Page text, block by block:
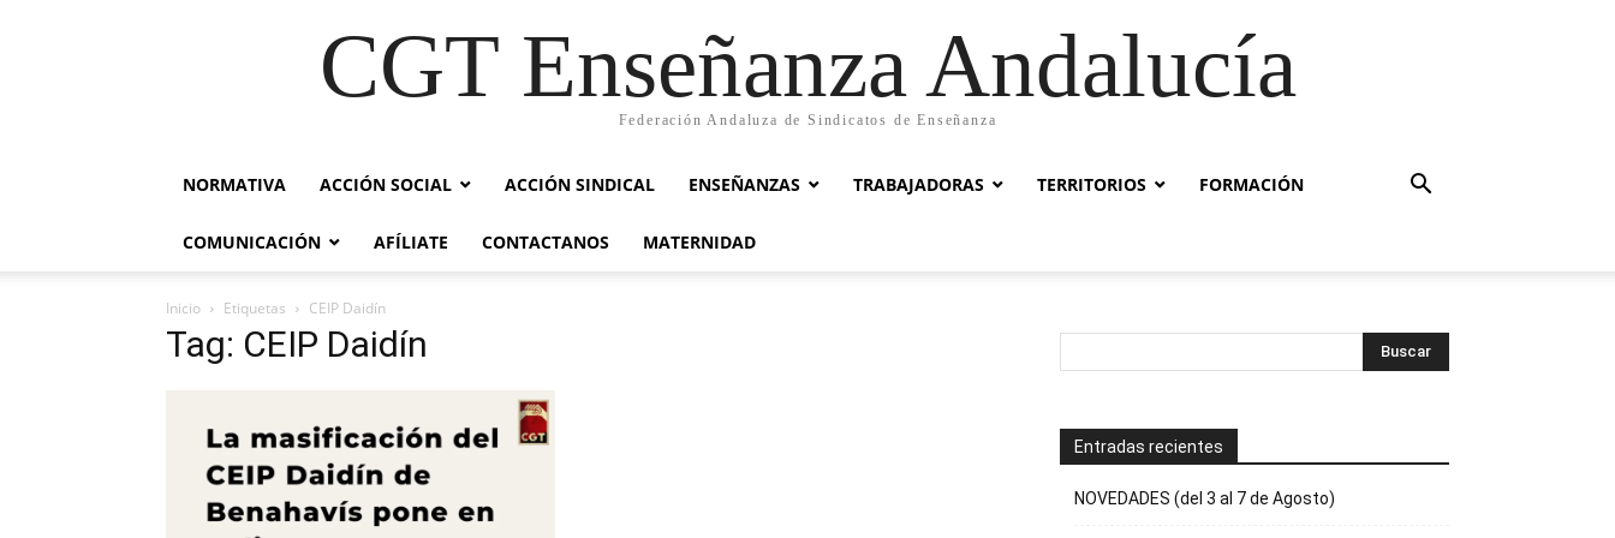
CGT Enseñanza Andalucía
Federación Andaluza de Sindicatos de Enseñanza
NORMATIVA ACCIÓN SOCIAL ACCIÓN SINDICAL ENSEÑANZAS TRABAJADORAS TERRITORIOS FORMACIÓN
COMUNICACIÓN AFÍLIATE CONTACTANOS MATERNIDAD
Inicio Etiquetas CEIP Daidín
Tag: CEIP Daidín
Entradas recientes
NOVEDADES (del 3 al 7 de Agosto)